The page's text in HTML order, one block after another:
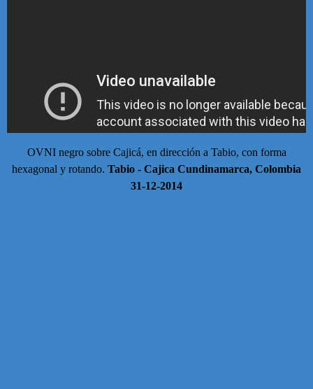
OVNI negro sobre Cajicá, en dirección a Tabio, con forma
hexagonal y rotando. Tabio - Cajica Cundinamarca, Colombia
31-12-2014